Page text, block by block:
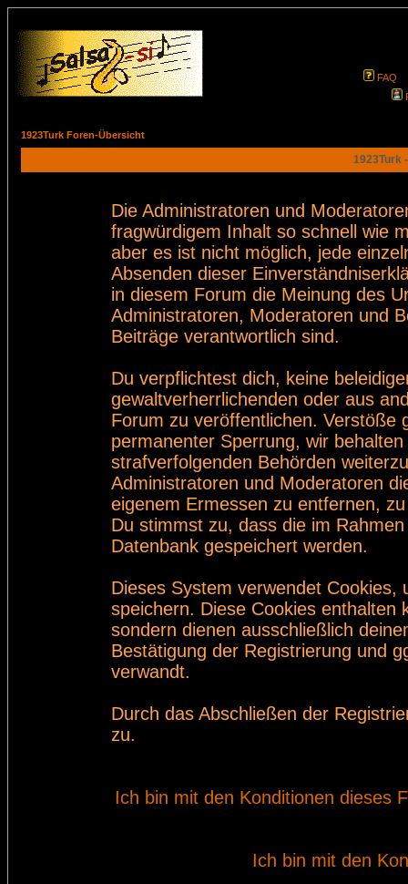
FAQ
1923Turk Foren-Übersicht
1923Turk
Die Administratoren und
fragwürdigem Inhalt so schnell wie
aber es ist nicht möglich, jede
Absenden dieser
in diesem Forum die Meinung des
Administratoren, Moderatoren und
Beiträge verantwortlich sind.
Du verpflichtest dich, keine
gewaltverherrlichenden oder aus
Forum zu veröffentlichen. Verstöße
permanenter Sperrung, wir
strafverfolgenden Behörden
Administratoren und Moderatoren
eigenem Ermessen zu entfernen,
Du stimmst zu, dass die im
Datenbank gespeichert werden.
Dieses System verwendet
speichern. Diese Cookies enthalten
sondern dienen ausschließlich
Bestätigung der Registrierung und
verwandt.
Durch das Abschließen der
zu.
Ich bin mit den Konditionen dieses
Ich bin mit den